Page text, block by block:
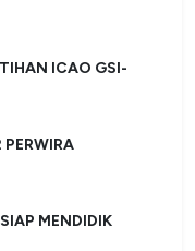
ICAO GSI-
PERWIRA
MENDIDIK